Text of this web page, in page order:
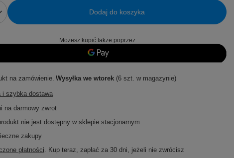
Dodaj do koszyka
Możesz kupić także poprzez:
na zamówienie Wysyłka we wtorek(6 szt. w magazynie)
i szybka dostawa
na darmowy zwrot
nie jest dostępny w sklepie stacjonarnym
zakupy
płatności. Kup teraz, zapłać za 30 dni, jeżeli nie zwrócisz